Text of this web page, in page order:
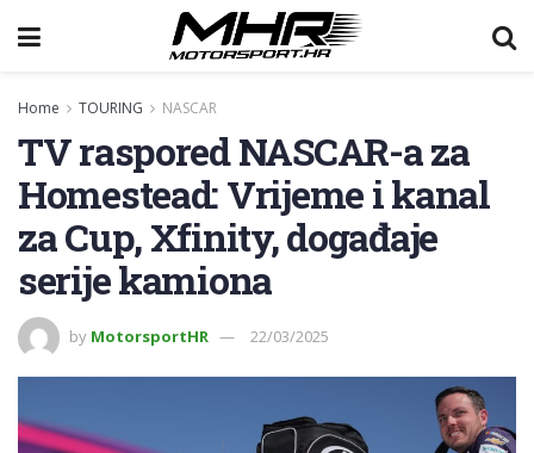
Home TOURING NASCAR
TV raspored NASCAR-a za
Homestead: Vrijeme i kanal
za Cup, Xfinity, događaje
serije kamiona
by MotorsportHR 22/03/2025